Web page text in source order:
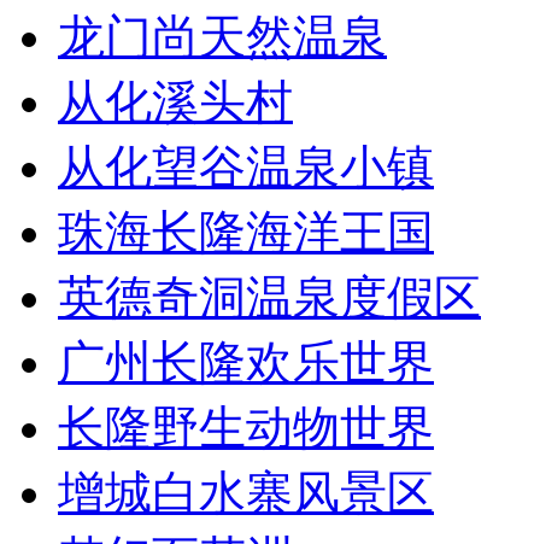
龙门尚天然温泉
从化溪头村
从化望谷温泉小镇
珠海长隆海洋王国
英德奇洞温泉度假区
广州长隆欢乐世界
长隆野生动物世界
增城白水寨风景区